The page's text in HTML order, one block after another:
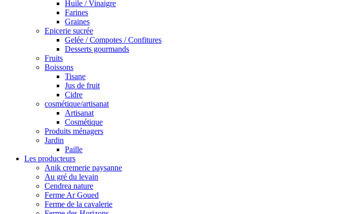
Huile / Vinaigre
Farines
Graines
Epicerie sucrée
Gelée / Compotes / Confitures
Desserts gourmands
Fruits
Boissons
Tisane
Jus de fruit
Cidre
cosmétique/artisanat
Artisanat
Cosmétique
Produits ménagers
Jardin
Paille
Les producteurs
Anik cremerie paysanne
Au gré du levain
Cendrea nature
Ferme Ar Goued
Ferme de la cavalerie